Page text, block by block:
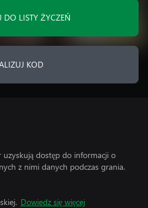
DO LISTY ŻYCZEŃ
KOD
dostęp do informacji o
z nimi danych podczas grania.
Dowiedz się więcej